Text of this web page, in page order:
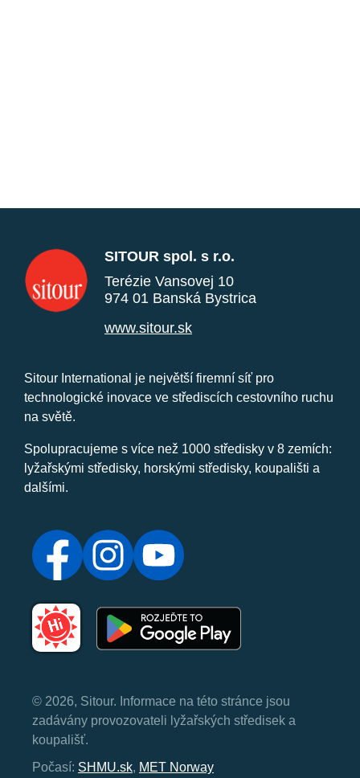
SITOUR spol. s r.o.
Terézie Vansovej 10
974 01 Banská Bystrica
www.sitour.sk
Sitour International je největší firemní síť pro
technologické inovace ve střediscích cestovního ruchu
na světě.
Spolupracujeme s více než 1000 středisky v 8 zemích:
lyžařskými středisky, horskými středisky, koupališti a
dalšími.
© 2026, Sitour. Informace na této stránce jsou
zadávány provozovateli lyžařských středisek a
koupališť.
Počasí: SHMU.sk, MET Norway